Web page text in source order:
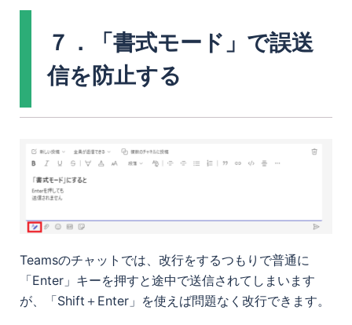
７．「書式モード」で誤送
信を防止する
Teamsのチャットでは、改行をするつもりで普通に
「Enter」キーを押すと途中で送信されてしまいます
が、「Shift＋Enter」を使えば問題なく改行できます。